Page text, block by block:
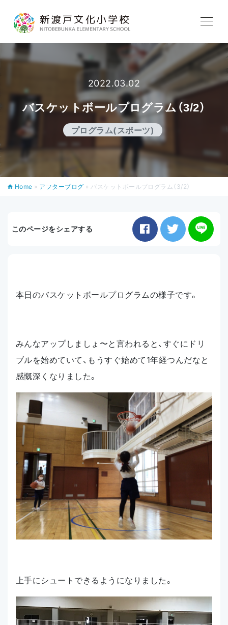
学校生活
2022.03.02
バスケットボールプログラム（3/2）
プログラム(スポーツ)
Home » アフターブログ » バスケットボールプログラム（3/2）
このページをシェアする
本日のバスケットボールプログラムの様子です。
みんなアップしましょ〜と言われると、すぐにドリ
ブルを始めていて、もうすぐ始めて1年経つんだなと
感慨深くなりました。
上手にシュートできるようになりました。